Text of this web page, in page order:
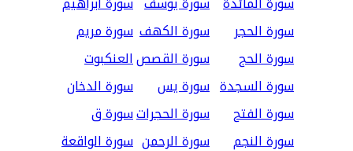
سورة الحجر
سورة الكهف سورة مريم
سورة الحج
سورة القصصالعنكبوت
سورة السجدة سورة يس
سورة الدخان
سورة الفتح
سورة الحجراتسورة ق
سورة النجم
سورة الرحمن سورة الواقعة